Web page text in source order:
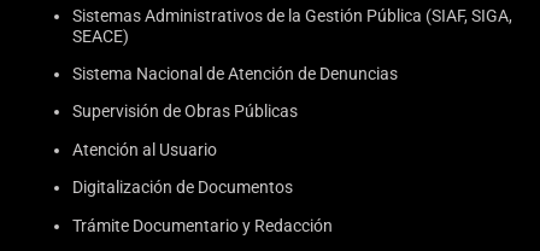
Sistemas Administrativos de la Gestión Pública (SIAF, SIGA,
SEACE)
Sistema Nacional de Atención de Denuncias
Supervisión de Obras Públicas
Atención al Usuario
Digitalización de Documentos
Trámite Documentario y Redacción